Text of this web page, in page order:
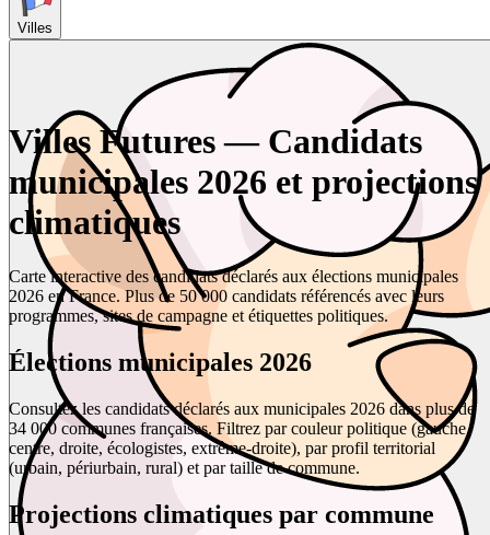
Villes
Villes Futures — Candidats
municipales 2026 et projections
climatiques
Carte interactive des candidats déclarés aux élections municipales
2026 en France. Plus de 50 000 candidats référencés avec leurs
programmes, sites de campagne et étiquettes politiques.
Élections municipales 2026
Consultez les candidats déclarés aux municipales 2026 dans plus de
34 000 communes françaises. Filtrez par couleur politique (gauche,
centre, droite, écologistes, extrême-droite), par profil territorial
(urbain, périurbain, rural) et par taille de commune.
Projections climatiques par commune